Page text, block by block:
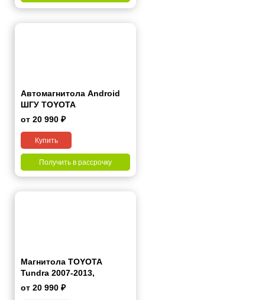
Автомагнитола Android
ШГУ TOYOTA
Tundra/Sequoia 2009-2015
от 20 990 ₽
Купить
Получить в рассрочку
Магнитола TOYOTA
Tundra 2007-2013,
Sequoia 2007+ 7 дюймов -
от 20 990 ₽